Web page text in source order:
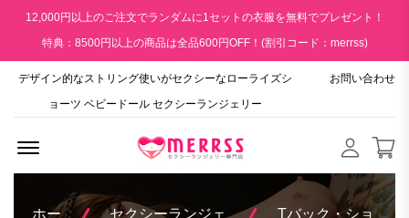
12,000円以上のご注文でランダムに1セットの衣服を無料でプレゼント！
特典：8500円以上の商品は全品600円OFF！(割引コード：merrss)
デザイン的なストリング使いがセクシーなローライズシ
ョーツ ベビードール セクシーランジェリー
お問い合わせ
ホー
セクシーランジェ
Tバック・ショ